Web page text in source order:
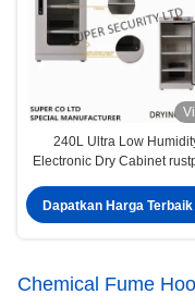
240L Ultra Low
Electronic Dry Cabinet
Dapatkan Harga Terbaik
Chemical Fume